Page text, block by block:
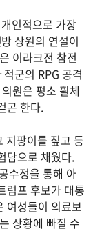
인적으로 가장
상원의 연설이
이라크전 참전
군의 RPG 공격
원은 평소 휠체
곤 한다.
지팡이를 짚고 등
담으로 채웠다.
수정을 통해 아
럼프 후보가 대통
여성들이 의료보
상황에 빠질 수